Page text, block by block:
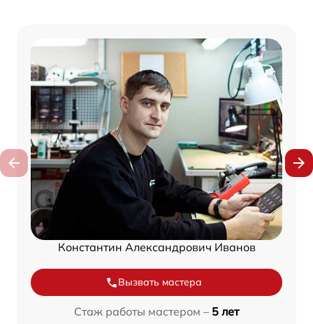
Константин Александрович Иванов
Вызвать мастера
Стаж работы мастером – 5 лет